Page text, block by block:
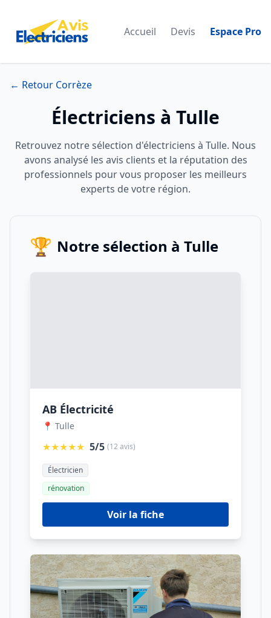
Accueil Devis Espace Pro
← Retour Corrèze
Électriciens à Tulle
Retrouvez notre sélection d'électriciens à Tulle. Nous
avons analysé les avis clients et la réputation des
professionnels pour vous proposer les meilleurs
experts de votre région.
🏆 Notre sélection à Tulle
AB Électricité
📍 Tulle
★★★★★ 5/5 (12 avis)
Électricien
rénovation
Voir la fiche